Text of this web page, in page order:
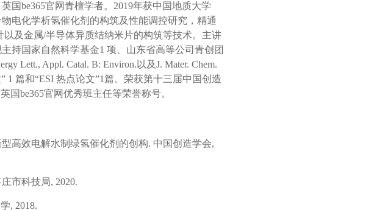
国be365官网青檀学者。 2019年获中国地质大学
电化学析氢催化剂的构筑及性能调控研究，精通
以及金属/半导体异质结纳米片的构筑等技术。主讲
主持国家自然科学基金1 项、山东省高等公司青创团
Lett., Appl. Catal. B: Environ. 以及J. Mater. Chem.
1 篇和“ESI 热点论文”1篇。 荣获第十三届中国创造
国be365官网优秀班主任等荣誉称号。
型高效电解水制绿氢催化剂的创构. 中国创造学会,
庄市科技局, 2020.
, 2018.